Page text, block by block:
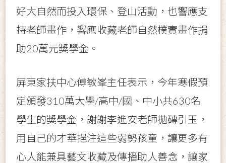
好大自然而投入環保 、 登山活動 ，也響應支
持老師畫作，響應收藏老師自然樸實畫作捐
助20萬元獎學金。
屏東家扶中心傅敏峯主任表示，今年寒假預
定頒發310萬大學/高中/國 、 中小共630名
學生的獎學金 ，謝謝李進安老師拋磚引玉，
用自己的才華挹注這些弱勢孩童，讓更多有
心人能兼具藝文收藏及傳播助人善念，讓家